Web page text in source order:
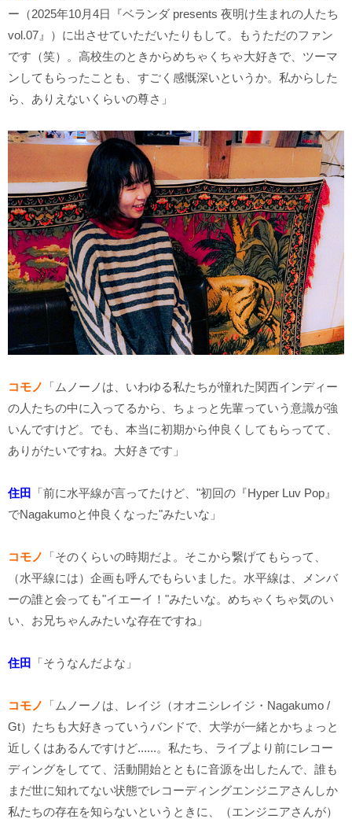
ー（2025年10月4日『ベランダ presents 夜明け生まれの人たち
vol.07』）に出させていただいたりもして。もうただのファン
です（笑）。高校生のときからめちゃくちゃ大好きで、ツーマ
ンしてもらったことも、すごく感慨深いというか。私からした
ら、ありえないくらいの尊さ」
コモノ
「ムノーノは、いわゆる私たちが憧れた関西インディー
の人たちの中に入ってるから、ちょっと先輩っていう意識が強
いんですけど。でも、本当に初期から仲良くしてもらってて、
ありがたいですね。大好きです」
住田
「前に水平線が言ってたけど、"初回の『Hyper Luv Pop』
でNagakumoと仲良くなった"みたいな」
コモノ
「そのくらいの時期だよ。そこから繋げてもらって、
（水平線には）企画も呼んでもらいました。水平線は、メンバ
ーの誰と会っても"イエーイ！"みたいな。めちゃくちゃ気のい
い、お兄ちゃんみたいな存在ですね」
住田 「そうなんだよな」
コモノ
「ムノーノは、レイジ（オオニシレイジ・Nagakumo /
Gt）たちも大好きっていうバンドで、大学が一緒とかちょっと
近しくはあるんですけど......。私たち、ライブより前にレコー
ディングをしてて、活動開始とともに音源を出したんで、誰も
まだ世に知れてない状態でレコーディングエンジニアさんしか
私たちの存在を知らないというときに、（エンジニアさんが）